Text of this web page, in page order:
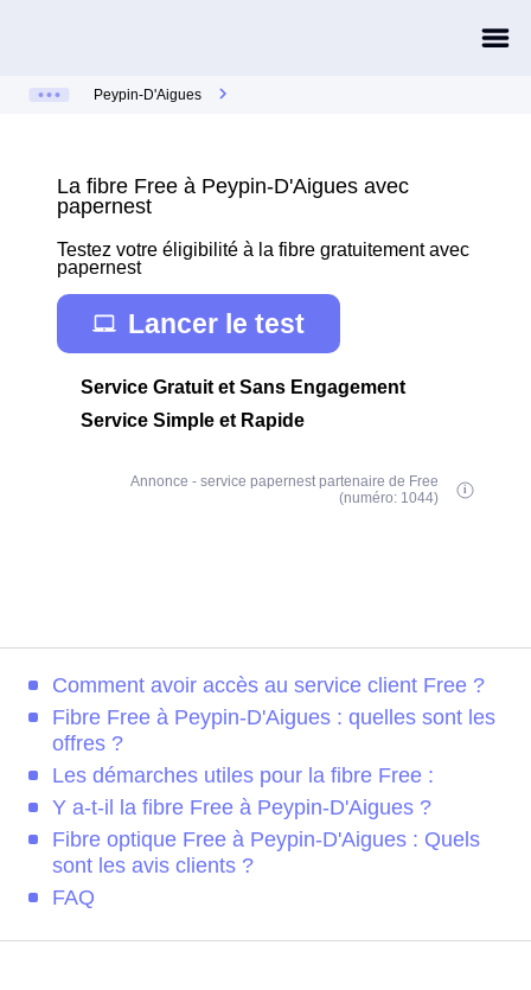
Peypin-D'Aigues
La fibre Free à Peypin-D'Aigues avec
papernest
Testez votre éligibilité à la fibre gratuitement avec
papernest
Lancer le test
Service Gratuit et Sans Engagement
Service Simple et Rapide
Annonce - service papernest partenaire de Free
(numéro: 1044)
Comment avoir accès au service client Free ?
Fibre Free à Peypin-D'Aigues : quelles sont les
offres ?
Les démarches utiles pour la fibre Free :
Y a-t-il la fibre Free à Peypin-D'Aigues ?
Fibre optique Free à Peypin-D'Aigues : Quels
sont les avis clients ?
FAQ